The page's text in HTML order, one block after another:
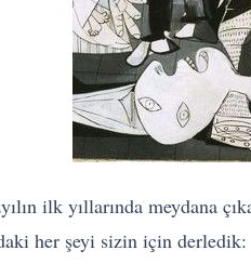
ilk yıllarında meydana
her şeyi sizin için derledik: